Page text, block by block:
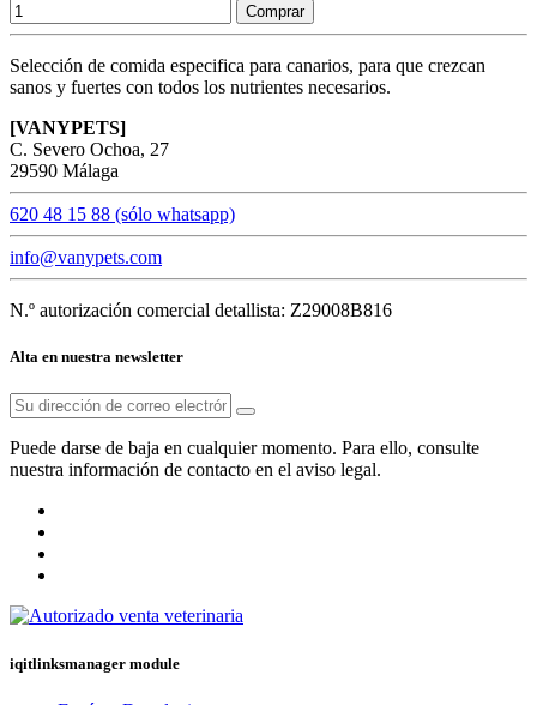
Comprar
Selección de comida especifica para canarios, para que crezcan
sanos y fuertes con todos los nutrientes necesarios.
[VANYPETS]
C. Severo Ochoa, 27
29590 Málaga
620 48 15 88 (sólo whatsapp)
info@vanypets.com
N.º autorización comercial detallista: Z29008B816
Alta en nuestra newsletter
Puede darse de baja en cualquier momento. Para ello, consulte
nuestra información de contacto en el aviso legal.
iqitlinksmanager module